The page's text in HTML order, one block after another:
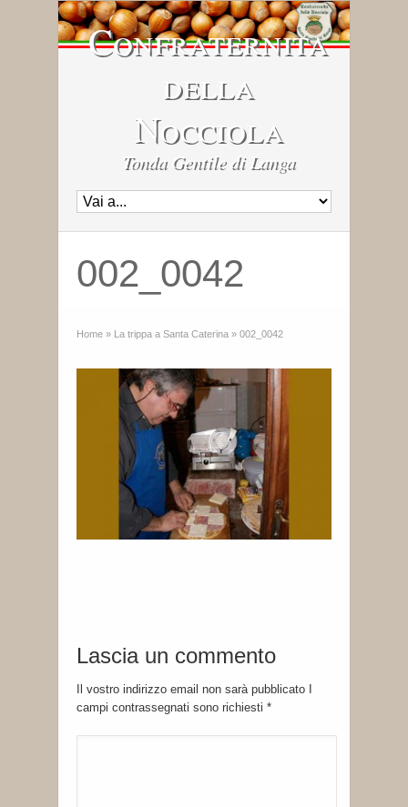
Confraternita
della
Nocciola
Tonda Gentile di Langa
002_0042
Home » La trippa a Santa Caterina » 002_0042
Lascia un commento
Il vostro indirizzo email non sarà pubblicato I
campi contrassegnati sono richiesti *